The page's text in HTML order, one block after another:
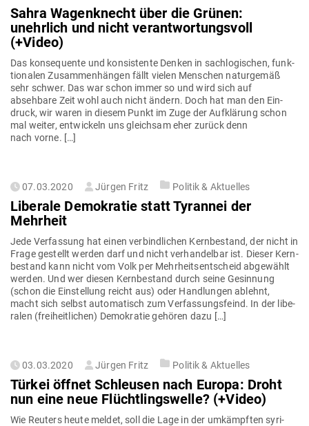
Sahra Wagen­knecht über die Grünen:
unehrlich und nicht ver­ant­wor­tungsvoll
(+Video)
Das kon­se­quente und kon­sis­tente Denken in sach­lo­gi­schen, funk­
tio­nalen Zusam­men­hängen fällt vielen Men­schen natur­gemäß
sehr schwer. Das war schon immer so und wird sich auf
absehbare Zeit wohl auch nicht ändern. Doch hat man den Ein­
druck, wir waren in diesem Punkt im Zuge der Auf­klärung schon
mal weiter, ent­wi­ckeln uns gleichsam eher zurück denn
nach vorne. […]
Gepostet
am
07.03.2020 Jürgen Fritz Politik & Aktuelles
Liberale Demo­kratie statt Tyrannei der
Mehrheit
Jede Ver­fassung hat einen ver­bind­lichen Kern­be­stand, der nicht in
Frage gestellt werden darf und nicht ver­han­delbar ist. Dieser Kern­
be­stand kann nicht vom Volk per Mehr­heits­ent­scheid abge­wählt
werden. Und wer diesen Kern­be­stand durch seine Gesinnung
(schon die Ein­stellung reicht aus) oder Hand­lungen ablehnt,
macht sich selbst auto­ma­tisch zum Ver­fas­sungs­feind. In der libe­
ralen (frei­heit­lichen) Demo­kratie gehören dazu […]
Gepostet
am
03.03.2020 Jürgen Fritz Politik & Aktuelles
Türkei öffnet Schleusen nach Europa: Droht
nun eine neue Flücht­lings­welle? (+Video)
Wie Reuters heute meldet, soll die Lage in der umkämpften syri­